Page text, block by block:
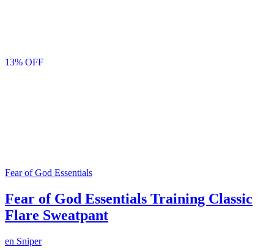
13% OFF
Fear of God Essentials
Fear of God Essentials Training Classic
Flare Sweatpant
en Sniper